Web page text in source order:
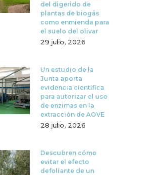
del digerido de
plantas de biogás
como enmienda para
el suelo del olivar
29 julio, 2026
Un estudio de la
Junta aporta
evidencia científica
para autorizar el uso
de enzimas en la
extracción de AOVE
28 julio, 2026
Descubren cómo
evitar el efecto
defoliante de un